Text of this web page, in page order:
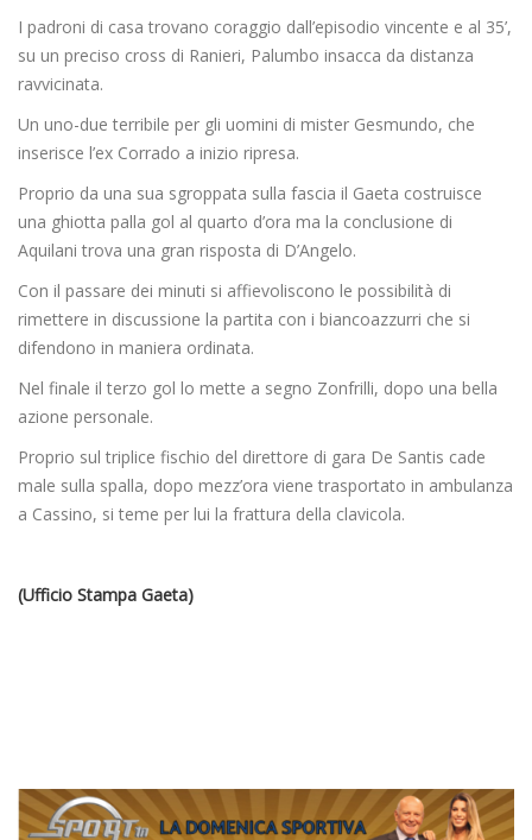
I padroni di casa trovano coraggio dall’episodio vincente e al 35’,
su un preciso cross di Ranieri, Palumbo insacca da distanza
ravvicinata.
Un uno-due terribile per gli uomini di mister Gesmundo, che
inserisce l’ex Corrado a inizio ripresa.
Proprio da una sua sgroppata sulla fascia il Gaeta costruisce
una ghiotta palla gol al quarto d’ora ma la conclusione di
Aquilani trova una gran risposta di D’Angelo.
Con il passare dei minuti si affievoliscono le possibilità di
rimettere in discussione la partita con i biancoazzurri che si
difendono in maniera ordinata.
Nel finale il terzo gol lo mette a segno Zonfrilli, dopo una bella
azione personale.
Proprio sul triplice fischio del direttore di gara De Santis cade
male sulla spalla, dopo mezz’ora viene trasportato in ambulanza
a Cassino, si teme per lui la frattura della clavicola.
(Ufficio Stampa Gaeta)